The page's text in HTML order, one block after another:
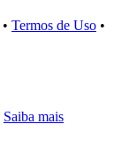
• Termos de Uso •
Saiba mais